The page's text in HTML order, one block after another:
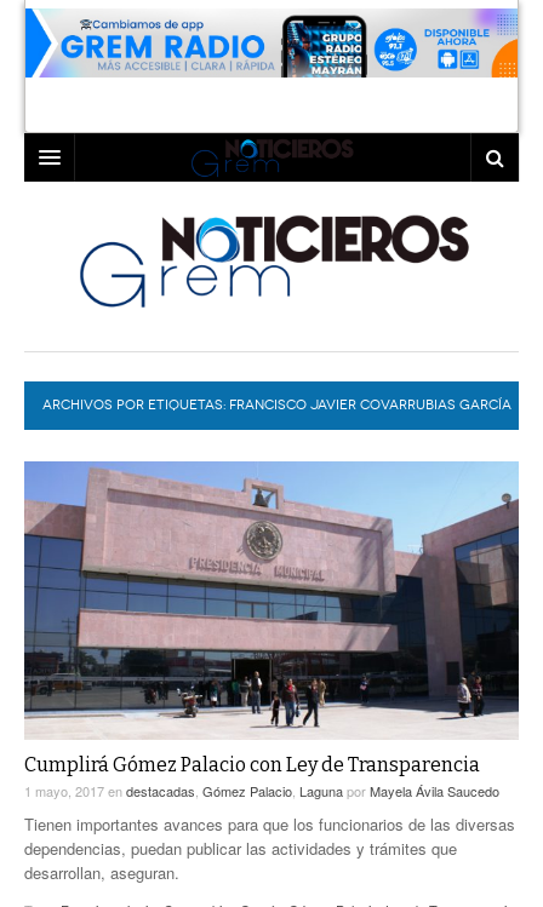
LAGUNA
TORREÓN
GÓMEZ PALACIO
LERDO
COAHUILA
DURANGO
DEPORTES
EXA
EL EXACTO
EXA INFORMA
CONTEXTOS
TRAYECTO LAGUNA
A MEDIA MAÑANA
A TODA LEY
DIÁLOGOS CON LA HISTORIA
TWEETS AND BEATS
LA MEJOR 97.1 ESTÉREO GALLITO
ACTUALIDADES GREM
LA MEJOR INFORMACIÓN
COLABORADORES
PC29
ACTUALIDADES GREM
ARCHIVOS POR ETIQUETAS: FRANCISCO JAVIER COVARRUBIAS GARCÍA
Cumplirá Gómez Palacio con Ley de Transparencia
1 mayo, 2017endestacadas Gómez Palacio LagunaporMayela Ávila Saucedo
Tienen importantes avances para que los funcionarios de las diversas
dependencias, puedan publicar las actividades y trámites que
desarrollan, aseguran.